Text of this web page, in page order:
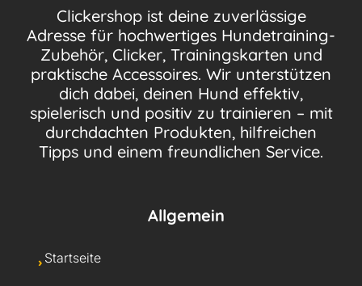
Clickershop ist deine zuverlässige
Adresse für hochwertiges Hundetraining-
Zubehör, Clicker, Trainingskarten und
praktische Accessoires. Wir unterstützen
dich dabei, deinen Hund effektiv,
spielerisch und positiv zu trainieren – mit
durchdachten Produkten, hilfreichen
Tipps und einem freundlichen Service.
Allgemein
Startseite